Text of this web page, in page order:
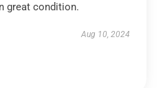
great condition.
Aug 10, 2024